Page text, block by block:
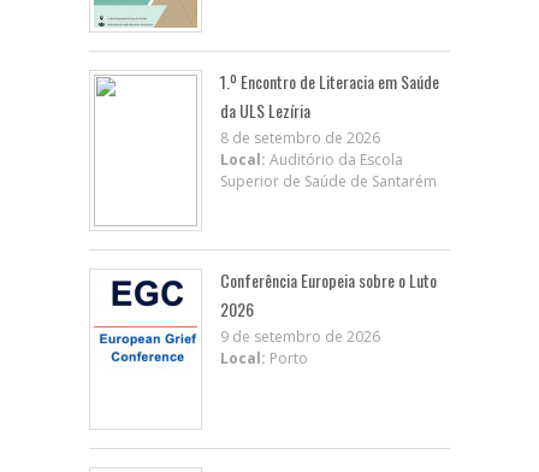
1.º Encontro de Literacia em Saúde
da ULS Lezíria
8 de setembro de 2026
Local: Auditório da Escola
Superior de Saúde de Santarém
Conferência Europeia sobre o Luto
2026
9 de setembro de 2026
Local: Porto